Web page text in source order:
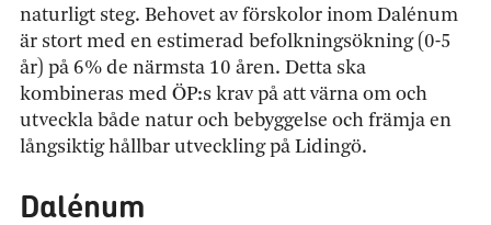
naturligt steg. Behovet av förskolor inom Dalénum
är stort med en estimerad befolkningsökning (0-5
år) på 6% de närmsta 10 åren. Detta ska
kombineras med ÖP:s krav på att värna om och
utveckla både natur och bebyggelse och främja en
långsiktig hållbar utveckling på Lidingö.
Dalénum